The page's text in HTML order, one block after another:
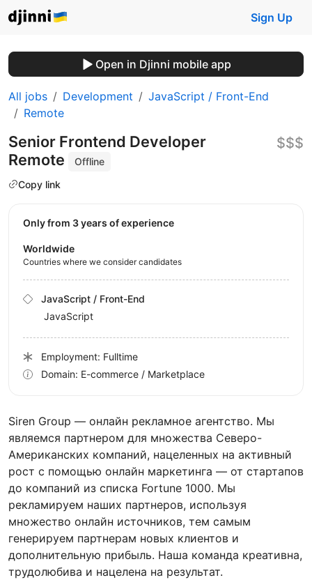
Sign Up
Open in Djinni mobile app
All jobs Development
JavaScript / Front-End
Remote
Senior Frontend Developer
Remote
Offline
Copy link
$$$
Siren Group — онлайн рекламное агентство. Мы
являемся партнером для множества Северо-
Американских компаний, нацеленных на активный
рост с помощью онлайн маркетинга — от стартапов
до компаний из списка Fortune 1000. Мы
рекламируем наших партнеров, используя
множество онлайн источников, тем самым
генерируем партнерам новых клиентов и
дополнительную прибыль. Наша команда креативна,
трудолюбива и нацелена на результат.
Only from 3 years of experience
Worldwide
Countries where we consider candidates
JavaScript / Front-End
JavaScript
Employment: Fulltime
Domain: E-commerce / Marketplace